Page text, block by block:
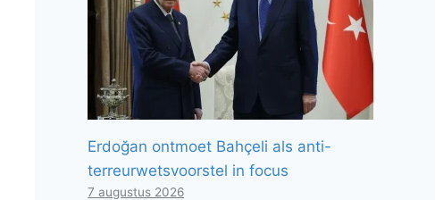
Erdoğan ontmoet Bahçeli als anti-
terreurwetsvoorstel in focus
7 augustus 2026